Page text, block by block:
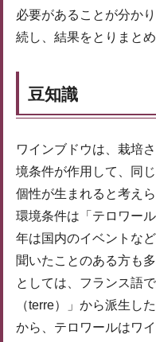
必要があることが分か
続し、結果をとりまと
豆知識
ワインブドウは、栽培
境条件が作用して、同
個性が生まれると考え
環境条件は「テロワー
年は国内のイベントな
聞いたことのある方も
としては、フランス語
（terre）」から派生し
から、テロワールはワ